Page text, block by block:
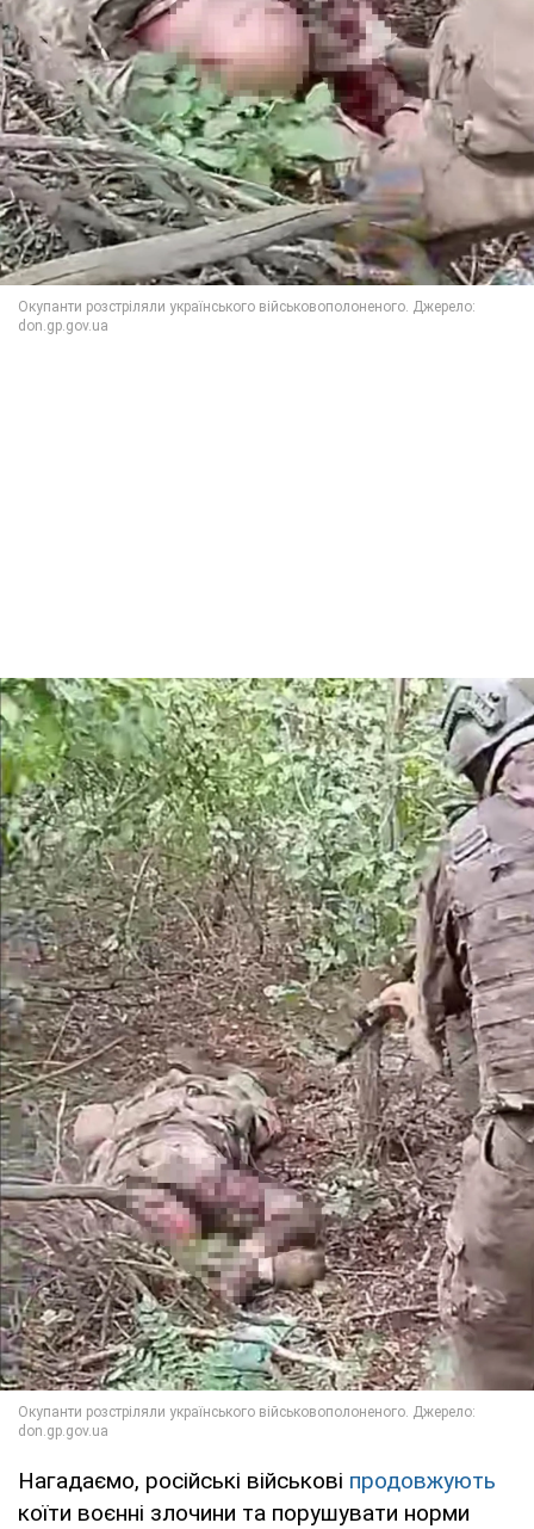
Нагадаємо, російські військові продовжують
коїти воєнні злочини та порушувати норми